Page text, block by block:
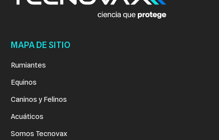
MAPA DE SITIO
Rumiantes
Equinos
Caninos y Felinos
Acuáticos
Somos Tecnovax